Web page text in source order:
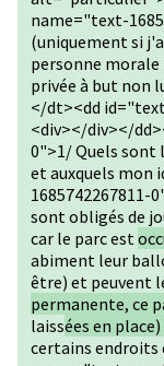
name="text-
(uniquement si
personne morale
privée à but non
</dt><dd
<div></div></
0">1/ Quels sont
et auxquels mon
sont obligés de
car le parc est
abiment leur
être) et peuvent
permanente, ce
laissées en place)
certains endroits